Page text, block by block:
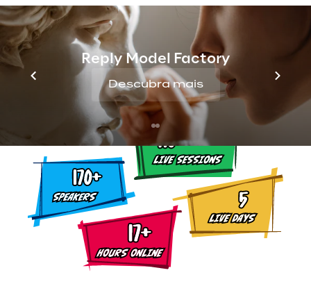
Reply Model Factory
Descubra mais
nossos estúdios em todo o mundo, este
evento interativo de cinco dias terá
palestras, sessões de “how to”, “mata-
matas”, lançamentos e muito mais.